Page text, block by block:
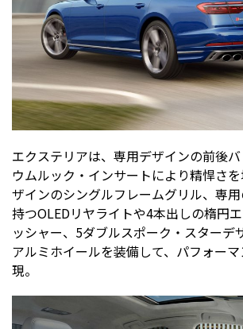
エクステリアは、専用デザインの前後
ウムルック・インサートにより精悍さ
ザインのシングルフレームグリル、専
持つOLEDリヤライトや4本出しの楕円
ッシャー、5ダブルスポーク・スターデ
アルミホイールを装備して、パフォー
現。